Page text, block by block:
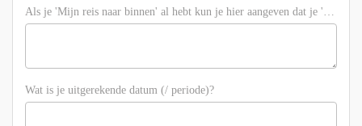
Als je 'Mijn reis naar binnen' al hebt kun je hier aangeven dat je 'Vrije Geboorte' wilt ontvangen. Noteer dan 'Vrije Geboorte'.
Wat is je uitgerekende datum (/ periode)?